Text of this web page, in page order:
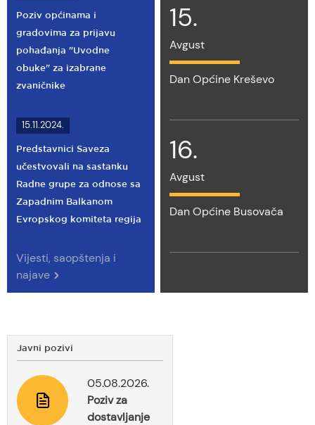
Poziv općinama i
gradovima za prijavu
pohađanja "Uvodne
obuke" za izabrane
zvaničnike
15.11.2024.
Predstavnici Saveza
učestvovali na sastanku
Radne grupe za odnose sa
Zapadnim Balkanom
Evropskog komiteta regija
Vijesti, saopštenja i
najave
15.
Avgust
Dan Općine Kreševo
16.
Avgust
Dan Općine Busovača
Javni pozivi
05.08.2026.
Poziv za
dostavljanje